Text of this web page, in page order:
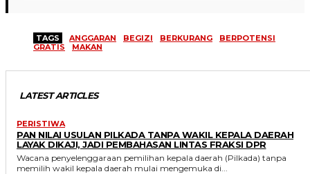
TAGS ANGGARAN BEGIZI BERKURANG
BERPOTENSI
GRATIS
MAKAN
LATEST ARTICLES
PERISTIWA
PAN NILAI USULAN PILKADA TANPA WAKIL KEPALA DAERAH
LAYAK DIKAJI, JADI PEMBAHASAN LINTAS FRAKSI DPR
Wacana penyelenggaraan pemilihan kepala daerah (Pilkada) tanpa
memilih wakil kepala daerah mulai mengemuka di...